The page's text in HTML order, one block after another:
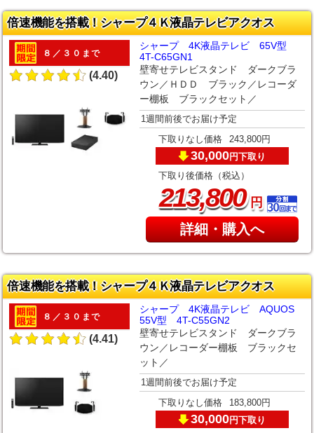
倍速機能を搭載！シャープ４Ｋ液晶テレビアクオス
８／３０まで
(4.40)
シャープ 4K液晶テレビ 65V型
4T-C65GN1
壁寄せテレビスタンド ダークブラ
ウン／ＨＤＤ ブラック／レコーダ
ー棚板 ブラックセット／
1週間前後でお届け予定
下取りなし価格 243,800円
30,000円下取り
下取り後価格（税込）
213,800円
詳細・購入へ
倍速機能を搭載！シャープ４Ｋ液晶テレビアクオス
８／３０まで
(4.41)
シャープ 4K液晶テレビ AQUOS
55V型 4T-C55GN2
壁寄せテレビスタンド ダークブラ
ウン／レコーダー棚板 ブラックセ
ット／
1週間前後でお届け予定
下取りなし価格 183,800円
30,000円下取り